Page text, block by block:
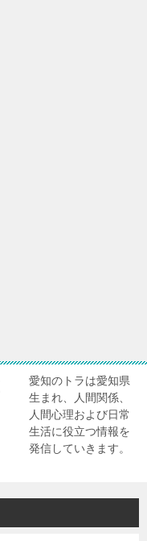
愛知のトラは愛知県
生まれ、人間関係、
人間心理および日常
生活に役立つ情報を
発信していきます。